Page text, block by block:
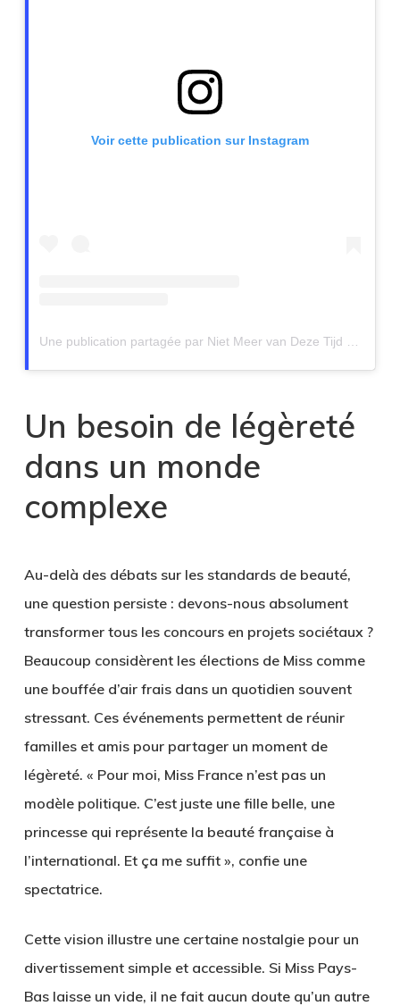
Voir cette publication sur Instagram
Un besoin de légèreté
dans un monde
complexe
Au-delà des débats sur les standards de beauté,
une question persiste : devons-nous absolument
transformer tous les concours en projets sociétaux ?
Beaucoup considèrent les élections de Miss comme
une bouffée d’air frais dans un quotidien souvent
stressant. Ces événements permettent de réunir
familles et amis pour partager un moment de
légèreté. « Pour moi, Miss France n’est pas un
modèle politique. C’est juste une fille belle, une
princesse qui représente la beauté française à
l’international. Et ça me suffit », confie une
spectatrice.
Cette vision illustre une certaine nostalgie pour un
divertissement simple et accessible. Si Miss Pays-
Bas laisse un vide, il ne fait aucun doute qu’un autre